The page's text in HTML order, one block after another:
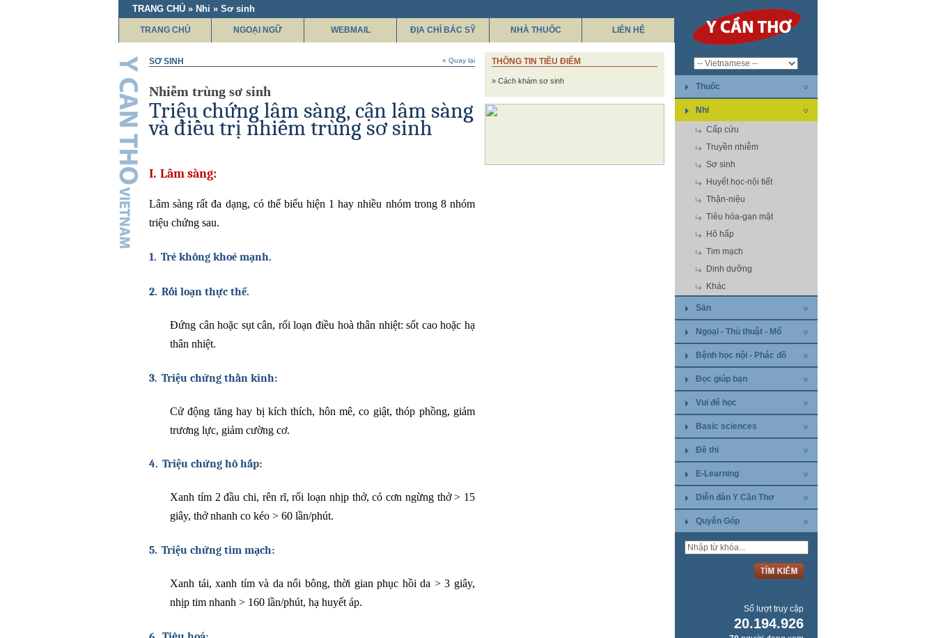
TRANG CHỦ » Nhi » Sơ sinh
TRANG CHỦ NGOẠI NGỮ WEBMAIL ĐỊA CHỈ BÁC SỸ NHÀ THUỐC LIÊN HỆ
SƠ SINH « Quay lại
Nhiễm trùng sơ sinh
Triệu chứng lâm sàng, cận lâm sàng
và điều trị nhiễm trùng sơ sinh
I. Lâm sàng:
Lâm sàng rất đa dạng, có thể biểu hiện 1 hay nhiều nhóm trong 8 nhóm
triệu chứng sau.
1. Trẻ không khoẻ mạnh.
2. Rối loạn thực thể.
Đứng cân hoặc sụt cân, rối loạn điều hoà thân nhiệt: sốt cao hoặc hạ
thân nhiệt.
3. Triệu chứng thần kinh:
Cử động tăng hay bị kích thích, hôn mê, co giật, thóp phồng, giảm
trương lực, giảm cường cơ.
4. Triệu chứng hô hấp:
Xanh tím 2 đầu chi, rên rĩ, rối loạn nhịp thở, có cơn ngừng thở > 15
giây, thở nhanh co kéo > 60 lần/phút.
5. Triệu chứng tim mạch:
Xanh tái, xanh tím và da nổi bông, thời gian phục hồi da > 3 giây,
nhịp tim nhanh > 160 lần/phút, hạ huyết áp.
THÔNG TIN TIÊU ĐIỂM
» Cách khám sơ sinh
Thuốc
Nhi
Cấp cứu
Truyền nhiễm
Sơ sinh
Huyết học-nội tiết
Thận-niệu
Tiêu hóa-gan mật
Hô hấp
Tim mạch
Dinh dưỡng
Khác
Sản
Ngoại - Thủ thuật - Mổ
Bệnh học nội - Phác đồ
Đọc giúp bạn
Vui để học
Basic sciences
Đề thi
E-Learning
Diễn đàn Y Cần Thơ
Quyên Góp
Số lượt truy cập
20.194.926